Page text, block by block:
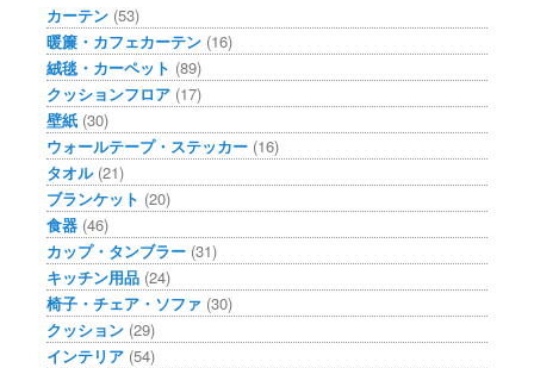
カーテン (53)
暖簾・カフェカーテン (16)
絨毯・カーペット (89)
クッションフロア (17)
壁紙 (30)
ウォールテープ・ステッカー (16)
タオル(21)
ブランケット (20)
食器 (46)
カップ・タンブラー (31)
キッチン用品 (24)
椅子・チェア・ソファ (30)
クッション (29)
インテリア (54)